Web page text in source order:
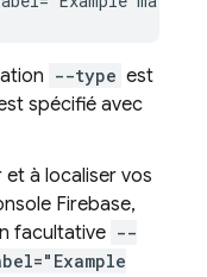
--type est
spécifié avec
à localiser vos
Firebase,
facultative --